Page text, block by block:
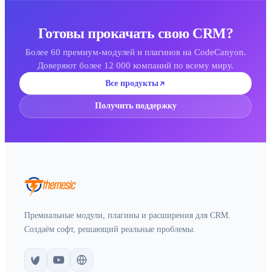
Готовы прокачать свою CRM?
Более 60 премиум-модулей и плагинов на CodeCanyon.
Доверяют более 12 000 компаний по всему миру.
Все продукты
Получить поддержку
Премиальные модули, плагины и расширения для CRM.
Создаём софт, решающий реальные проблемы.